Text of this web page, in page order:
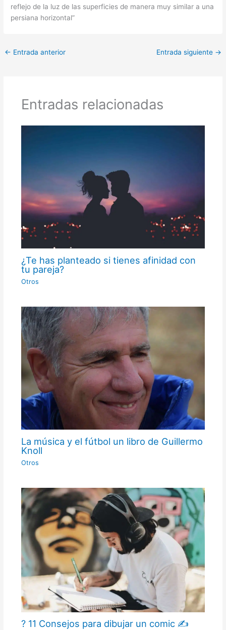
reflejo de la luz de las superficies de manera muy similar a una
persiana horizontal”
← Entrada anterior Entrada siguiente →
Entradas relacionadas
¿Te has planteado si tienes afinidad con
tu pareja?
Otros
La música y el fútbol un libro de Guillermo
Knoll
Otros
? 11 Consejos para dibujar un comic ✍